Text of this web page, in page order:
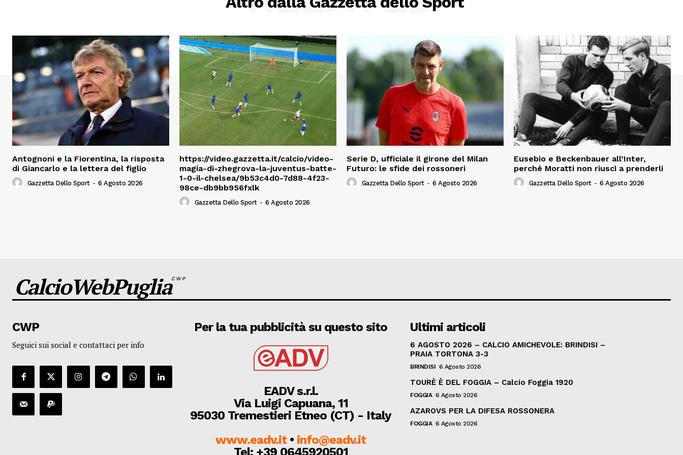
Antognoni e la Fiorentina, la risposta
di Giancarlo e la lettera del figlio
Gazzetta Dello Sport - 6 Agosto 2026
https://video.gazzetta.it/calcio/video-
magia-di-zhegrova-la-juventus-batte-
1-0-il-chelsea/9b53c4d0-7d88-4f23-
98ce-db9bb956fxlk
Gazzetta Dello Sport - 6 Agosto 2026
Serie D, ufficiale il girone del Milan
Futuro: le sfide dei rossoneri
Gazzetta Dello Sport - 6 Agosto 2026
Eusebio e Beckenbauer all’Inter,
perché Moratti non riuscì a prenderli
Gazzetta Dello Sport - 6 Agosto 2026
CalcioWebPugliaCWP
CWP
Seguici sui social e contattaci per info
Per la tua pubblicità su questo sito
EADV s.r.l.
Via Luigi Capuana, 11
95030 Tremestieri Etneo (CT) - Italy
www.eadv.it• info@eadv.it
Tel: +39 0645920501
Ultimi articoli
6 AGOSTO 2026 – CALCIO AMICHEVOLE: BRINDISI –
PRAIA TORTONA 3-3
BRINDISI 6 Agosto 2026
TOURÈ È DEL FOGGIA – Calcio Foggia 1920
FOGGIA 6 Agosto 2026
AZAROVS PER LA DIFESA ROSSONERA
FOGGIA 6 Agosto 2026